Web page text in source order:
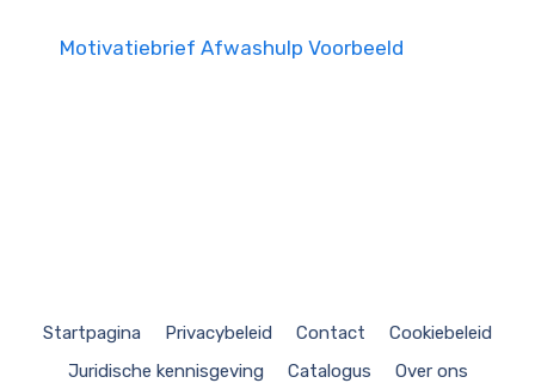
Motivatiebrief Afwashulp Voorbeeld
Startpagina Privacybeleid Contact
Cookiebeleid
Juridische kennisgeving
Catalogus Over ons